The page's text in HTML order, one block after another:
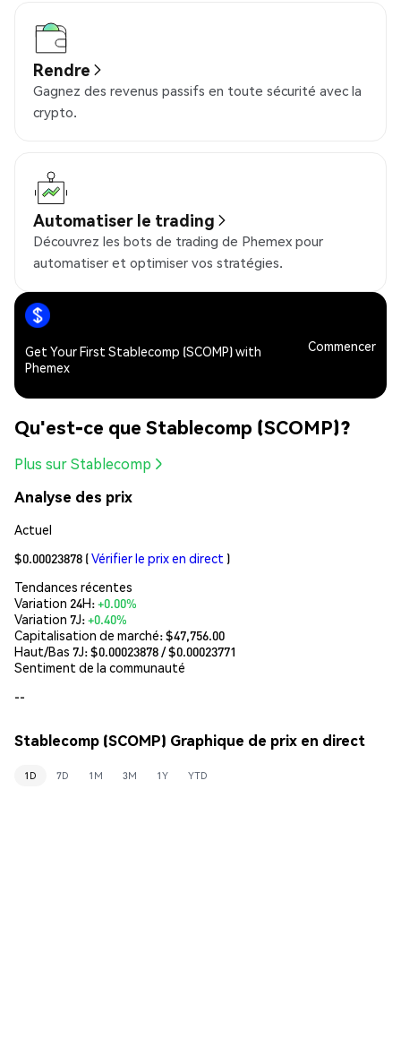
Rendre
Gagnez des revenus passifs en toute sécurité avec la
crypto.
Automatiser le trading
Découvrez les bots de trading de Phemex pour
automatiser et optimiser vos stratégies.
Get Your First Stablecomp (SCOMP) with
Phemex
Commencer
Qu'est-ce que Stablecomp (SCOMP)?
Plus sur Stablecomp
Analyse des prix
Actuel
$0.00023878 (Vérifier le prix en direct )
Tendances récentes
Variation 24H:+0.00%
Variation 7J:+0.40%
Capitalisation de marché:$47,756.00
Haut/Bas 7J: $0.00023878/ $0.00023771
Sentiment de la communauté
--
Stablecomp (SCOMP) Graphique de prix en direct
1D 7D 1M 3M 1Y YTD